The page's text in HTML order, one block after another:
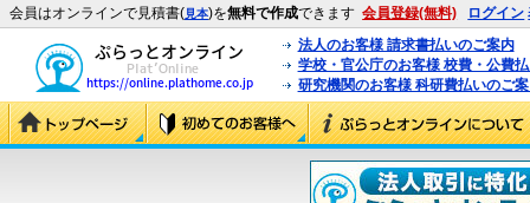
会員はオンラインで見積書(見本)を無料で作成できます 会員登録(無料) ログイン
法人のお客様 請求書払いのご案内
学校・官公庁のお客様 校費・公費
研究機関のお客様 科研費払いのご